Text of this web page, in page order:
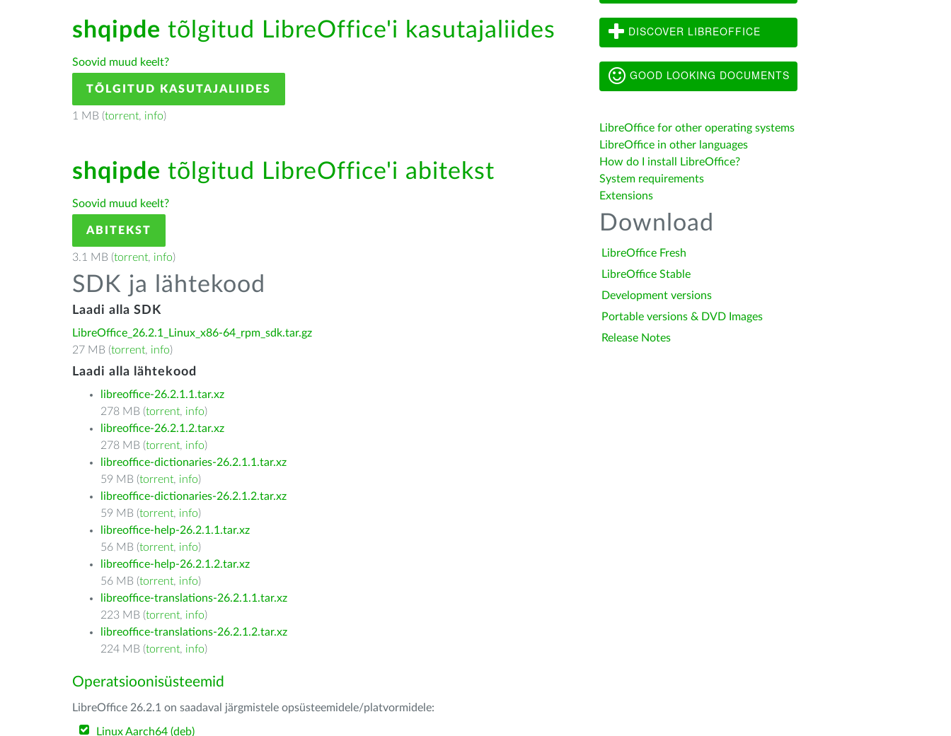
shqipde tõlgitud LibreOffice'i kasutajaliides
Soovid muud keelt?
TÕLGITUD KASUTAJALIIDES
1 MB (torrent, info)
shqipde tõlgitud LibreOffice'i abitekst
Soovid muud keelt?
ABITEKST
3.1 MB (torrent, info)
SDK ja lähtekood
Laadi alla SDK
LibreOffice_26.2.1_Linux_x86-64_rpm_sdk.tar.gz
27 MB (torrent, info)
Laadi alla lähtekood
libreoffice-26.2.1.1.tar.xz
278 MB (torrent, info)
libreoffice-26.2.1.2.tar.xz
278 MB (torrent, info)
libreoffice-dictionaries-26.2.1.1.tar.xz
59 MB (torrent, info)
libreoffice-dictionaries-26.2.1.2.tar.xz
59 MB (torrent, info)
libreoffice-help-26.2.1.1.tar.xz
56 MB (torrent, info)
libreoffice-help-26.2.1.2.tar.xz
56 MB (torrent, info)
libreoffice-translations-26.2.1.1.tar.xz
223 MB (torrent, info)
libreoffice-translations-26.2.1.2.tar.xz
224 MB (torrent, info)
Operatsioonisüsteemid
LibreOffice 26.2.1 on saadaval järgmistele opsüsteemidele/platvormidele:
Linux Aarch64 (deb)
DISCOVER LIBREOFFICE
GOOD LOOKING DOCUMENTS
LibreOffice for other operating systems
LibreOffice in other languages
How do I install LibreOffice?
System requirements
Extensions
Download
LibreOffice Fresh
LibreOffice Stable
Development versions
Portable versions & DVD Images
Release Notes